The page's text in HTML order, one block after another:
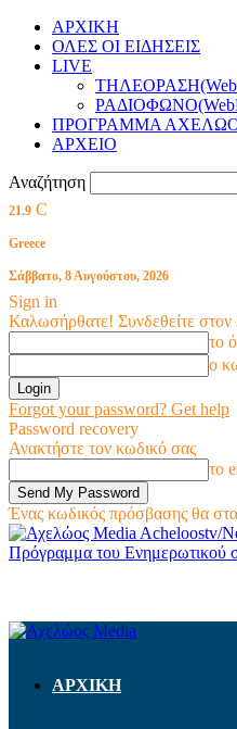
ΑΡΧΙΚΗ
ΟΛΕΣ ΟΙ ΕΙΔΗΣΕΙΣ
LIVE
ΠΡΟΓΡΑΜΜΑ
ΑΡΧΕΙΟ
Αναζήτηση
21.9 C
Greece
Σάββατο, 8 Αυγούστου, 2026
Sign in
Καλωσήρθατε! Συνδεθείτε στον
το
ο
Forgot your password? Get help
Password recovery
Ανακτήστε τον κωδικό σας
το
Ένας κωδικός πρόσβασης θα
Acheloostv/
Πρόγραμμα του Ενημερωτικού
ΑΡΧΙΚΗ